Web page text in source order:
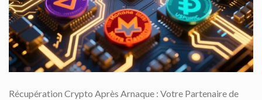
Récupération Crypto Après Arnaque : Votre Partenaire de